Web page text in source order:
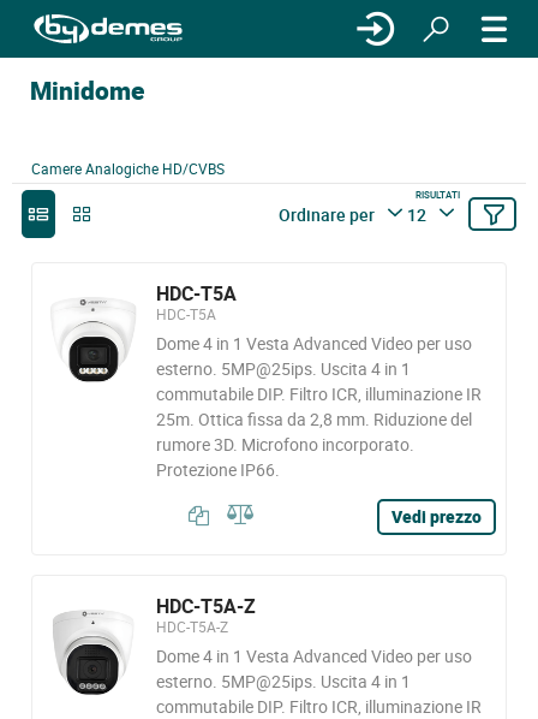
Minidome
Camere Analogiche HD/CVBS
Ordinare per
RISULTATI
12
HDC-T5A
HDC-T5A
Dome 4 in 1 Vesta Advanced Video per uso
esterno. 5MP@25ips. Uscita 4 in 1
commutabile DIP. Filtro ICR, illuminazione IR
25m. Ottica fissa da 2,8 mm. Riduzione del
rumore 3D. Microfono incorporato.
Protezione IP66.
Vedi prezzo
HDC-T5A-Z
HDC-T5A-Z
Dome 4 in 1 Vesta Advanced Video per uso
esterno. 5MP@25ips. Uscita 4 in 1
commutabile DIP. Filtro ICR, illuminazione IR